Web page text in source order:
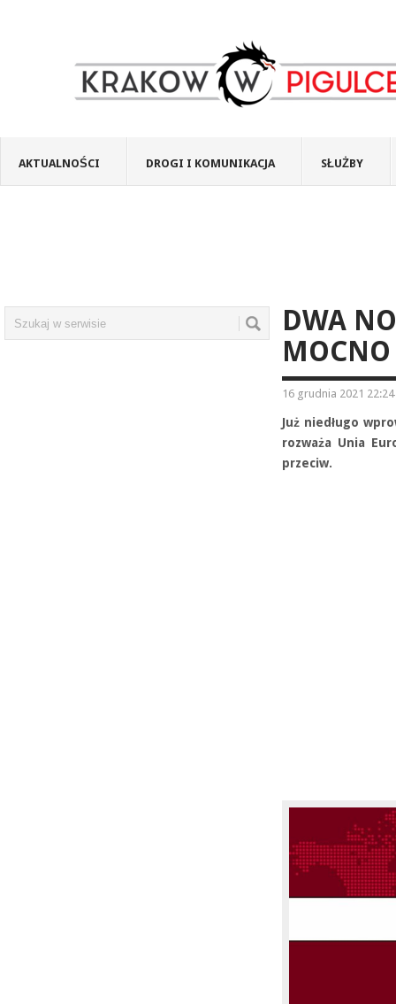
AKTUALNOŚCI DROGI I KOMUNIKACJA SŁUŻBY
DWA
16 grudnia 2021 22:24
Już niedługo
rozważa Unia
przeciw.